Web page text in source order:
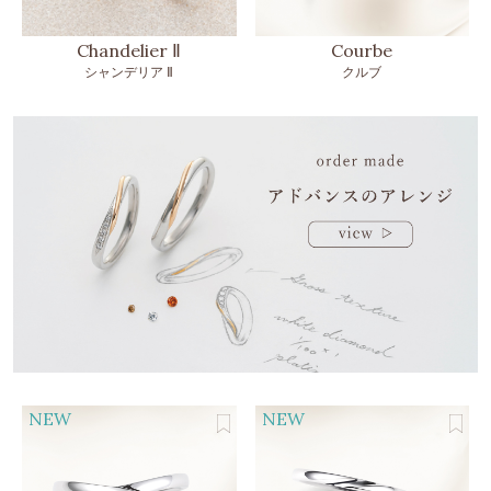
Chandelier Ⅱ Courbe
クルブ
NEW NEW